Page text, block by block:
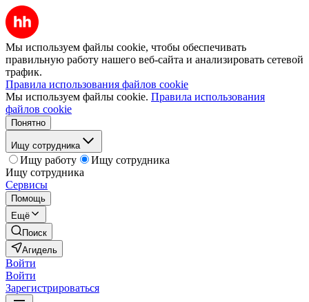
Мы используем файлы cookie, чтобы обеспечивать
правильную работу нашего веб-сайта и анализировать сетевой
трафик.
Правила использования файлов cookie
Мы используем файлы cookie. Правила использования
файлов cookie
Понятно
Ищу сотрудника
Ищу работу
Ищу сотрудника
Ищу сотрудника
Сервисы
Помощь
Ещё
Поиск
Агидель
Войти
Войти
Зарегистрироваться